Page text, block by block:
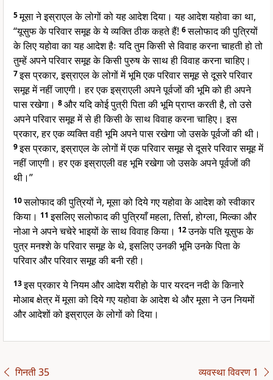
5मूसा ने इस्राएल के लोगों को यह आदेश दिया। यह आदेश यहोवा का था,
“यूसुफ के परिवार समूह के ये व्यक्ति ठीक कहते हैं! 6सलोफाद की पुत्रियों
के लिए यहोवा का यह आदेश हैः यदि तुम किसी से विवाह करना चाहती हो तो
तुम्हें अपने परिवार समूह के किसी पुरुष के साथ ही विवाह करना चाहिए।
7इस प्रकार, इस्राएल के लोगों में भूमि एक परिवार समूह से दूसरे परिवार
समूह में नहीं जाएगी। हर एक इस्राएली अपने पूर्वजों की भूमि को ही अपने
पास रखेगा। 8और यदि कोई पुत्री पिता की भूमि प्राप्त करती है, तो उसे
अपने परिवार समूह में से ही किसी के साथ विवाह करना चाहिए। इस
प्रकार, हर एक व्यक्ति वही भूमि अपने पास रखेगा जो उसके पूर्वजों की थी।
9इस प्रकार, इस्राएल के लोगों में एक परिवार समूह से दूसरे परिवार समूह में
नहीं जाएगी। हर एक इस्राएली वह भूमि रखेगा जो उसके अपने पूर्वजों की
थी।”
10सलोफाद की पुत्रियों ने, मूसा को दिये गए यहोवा के आदेश को स्वीकार
किया। 11इसलिए सलोफाद की पुत्रियाँ महला, तिर्सा, होग्ला, मिल्का और
नोआ ने अपने चचेरे भाइयों के साथ विवाह किया। 12उनके पति यूसुफ के
पुत्र मनश्शे के परिवार समूह के थे, इसलिए उनकी भूमि उनके पिता के
परिवार और परिवार समूह की बनी रही।
13इस प्रकार ये नियम और आदेश यरीहो के पार यरदन नदी के किनारे
मोआब क्षेत्र में मूसा को दिये गए यहोवा के आदेश थे और मूसा ने उन नियमों
और आदेशों को इस्राएल के लोगों को दिया।
गिनती 35 व्यवस्था विवरण 1